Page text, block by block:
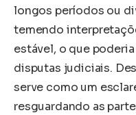
longos períodos ou
temendo
estável, o que
disputas judiciais.
serve como um
resguardando as